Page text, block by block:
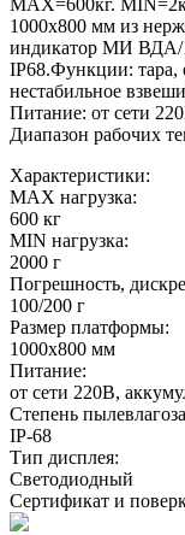
MAX=600кг.
1000х800 мм из
индикатор МИ ВДА/
IP68.Функции:
нестабильное
Питание: от сети
Диапазон рабочих
Характеристики:
MAX нагрузка:
600 кг
MIN нагрузка:
2000 г
Погрешность,
100/200 г
Размер платформы:
1000х800 мм
Питание:
от сети 220В,
Степень
IP-68
Тип дисплея:
Светодиодный
Сертификат и